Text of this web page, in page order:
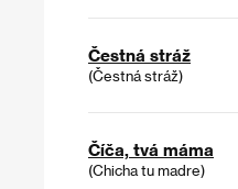
Čestná stráž
(Čestná stráž)
Číča, tvá máma
(Chicha tu madre)